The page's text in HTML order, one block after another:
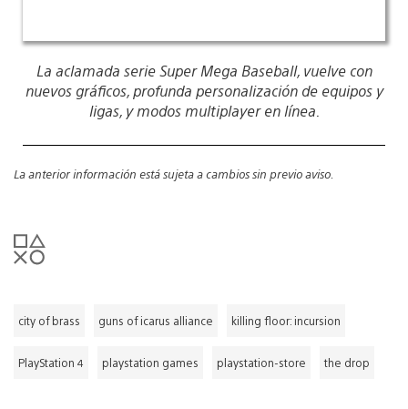
La aclamada serie Super Mega Baseball, vuelve con
nuevos gráficos, profunda personalización de equipos y
ligas, y modos multiplayer en línea.
La anterior información está sujeta a cambios sin previo aviso.
city of brass guns of icarus alliance killing floor: incursion
PlayStation 4 playstation games playstation-store the drop